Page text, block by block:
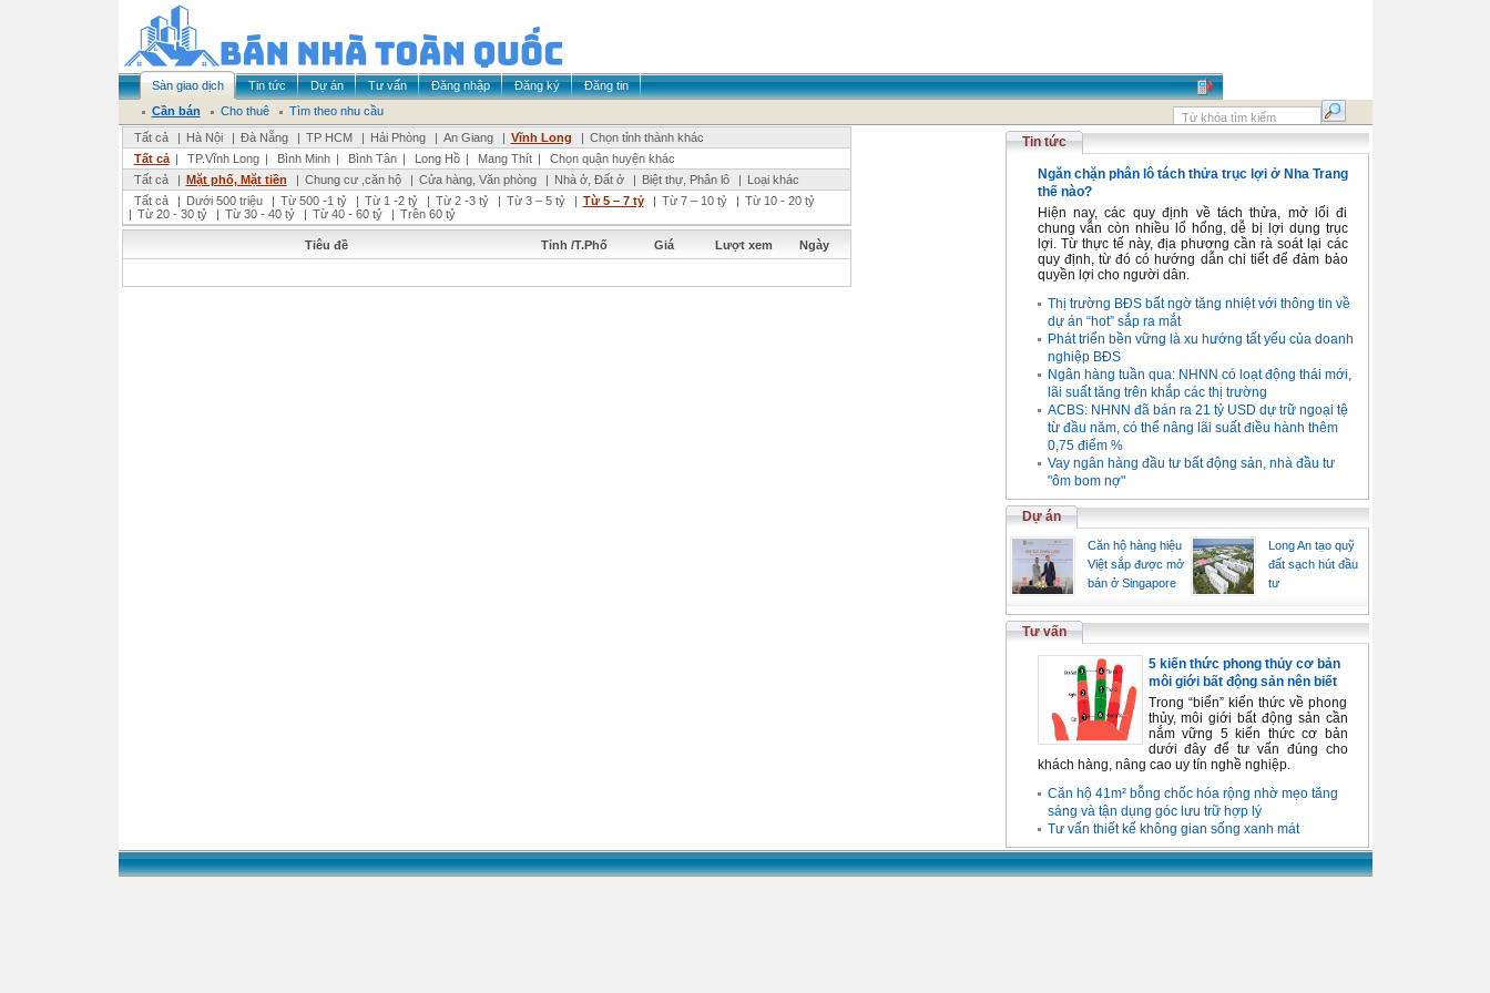
Sàn giao dịch Tin tức Dự án Tư vấn Đăng nhập Đăng ký
Đăng tin
Cần bán
Cho thuê
Tìm theo nhu cầu
Tất cả
| Hà Nội | Đà Nẵng | TP HCM | Hải Phòng | An Giang | Vĩnh Long | Chọn tỉnh thành khác
Tất cả | TP.Vĩnh Long | Bình Minh | Bình Tân | Long Hồ | Mang Thít |
Chọn quận huyện khác
Tất cả
| Mặt phố, Mặt tiền | Chung cư ,căn hộ | Cửa hàng, Văn phòng | Nhà ở, Đất ở | Biệt thự, Phân lô | Loại khác
Tất cả
| Dưới 500 triệu | Từ 500 -1 tỷ | Từ 1 -2 tỷ | Từ 2 -3 tỷ | Từ 3 – 5 tỷ | Từ 5 – 7 tỷ | Từ 7 – 10 tỷ | Từ 10 - 20 tỷ
| Từ 20 - 30 tỷ | Từ 30 - 40 tỷ | Từ 40 - 60 tỷ | Trên 60 tỷ
Tiêu đề Tỉnh /T.Phố Giá Lượt xem Ngày
Tin tức
Ngăn chặn phân lô tách thửa trục lợi ở Nha Trang
thế nào?
Hiện nay, các quy định về tách thửa, mở lối đi
chung vẫn còn nhiều lổ hổng, dễ bị lợi dụng trục
lợi. Từ thực tế này, địa phương cần rà soát lại các
quy định, từ đó có hướng dẫn chi tiết để đảm bảo
quyền lợi cho người dân.
Thị trường BĐS bất ngờ tăng nhiệt với thông tin về
dự án “hot” sắp ra mắt
Phát triển bền vững là xu hướng tất yếu của doanh
nghiệp BĐS
Ngân hàng tuần qua: NHNN có loạt động thái mới,
lãi suất tăng trên khắp các thị trường
ACBS: NHNN đã bán ra 21 tỷ USD dự trữ ngoại tệ
từ đầu năm, có thể nâng lãi suất điều hành thêm
0,75 điểm %
Vay ngân hàng đầu tư bất động sản, nhà đầu tư
"ôm bom nợ"
Dự án
Căn hộ hàng hiệu
Việt sắp được mở
bán ở Singapore
Long An tạo quỹ
đất sạch hút đầu
tư
Tư vấn
5 kiến thức phong thủy cơ bản
môi giới bất động sản nên biết
Trong “biển” kiến thức về phong
thủy, môi giới bất động sản cần
nắm vững 5 kiến thức cơ bản
dưới đây để tư vấn đúng cho
khách hàng, nâng cao uy tín nghề nghiệp.
Căn hộ 41m² bỗng chốc hóa rộng nhờ mẹo tăng
sáng và tận dụng góc lưu trữ hợp lý
Tư vấn thiết kế không gian sống xanh mát